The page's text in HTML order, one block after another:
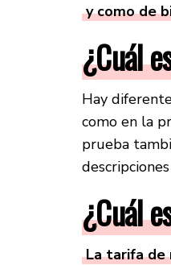
y como de
¿Cuál
Hay
como en la
prueba
¿Cuál
La tarifa de